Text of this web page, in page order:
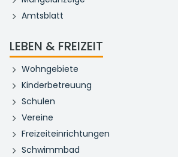
Amtsblatt
LEBEN & FREIZEIT
Wohngebiete
Kinderbetreuung
Schulen
Vereine
Freizeiteinrichtungen
Schwimmbad